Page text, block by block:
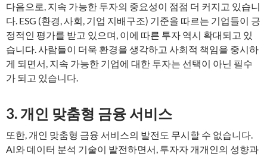
다음으로, 지속 가능한 투자의 중요성이 점점 더 커지고 있습니
다. ESG (환경, 사회, 기업 지배구조) 기준을 따르는 기업들이 긍
정적인 평가를 받고 있으며, 이에 따른 투자 역시 확대되고 있
습니다. 사람들이 더욱 환경을 생각하고 사회적 책임을 중시하
게 되면서, 지속 가능한 기업에 대한 투자는 선택이 아닌 필수
가 되고 있습니다.
3. 개인 맞춤형 금융 서비스
또한, 개인 맞춤형 금융 서비스의 발전도 무시할 수 없습니다.
AI와 데이터 분석 기술이 발전하면서, 투자자 개개인의 성향과